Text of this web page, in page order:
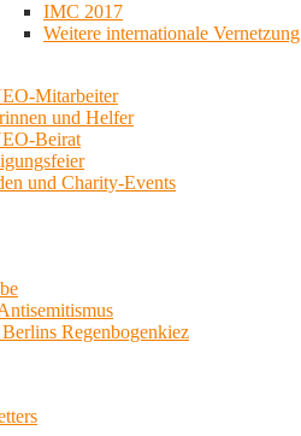
IMC 2017
Weitere internationale Vernetzung
Mitarbeiter
und Helfer
Beirat
und Charity-Events
Regenbogenkiez